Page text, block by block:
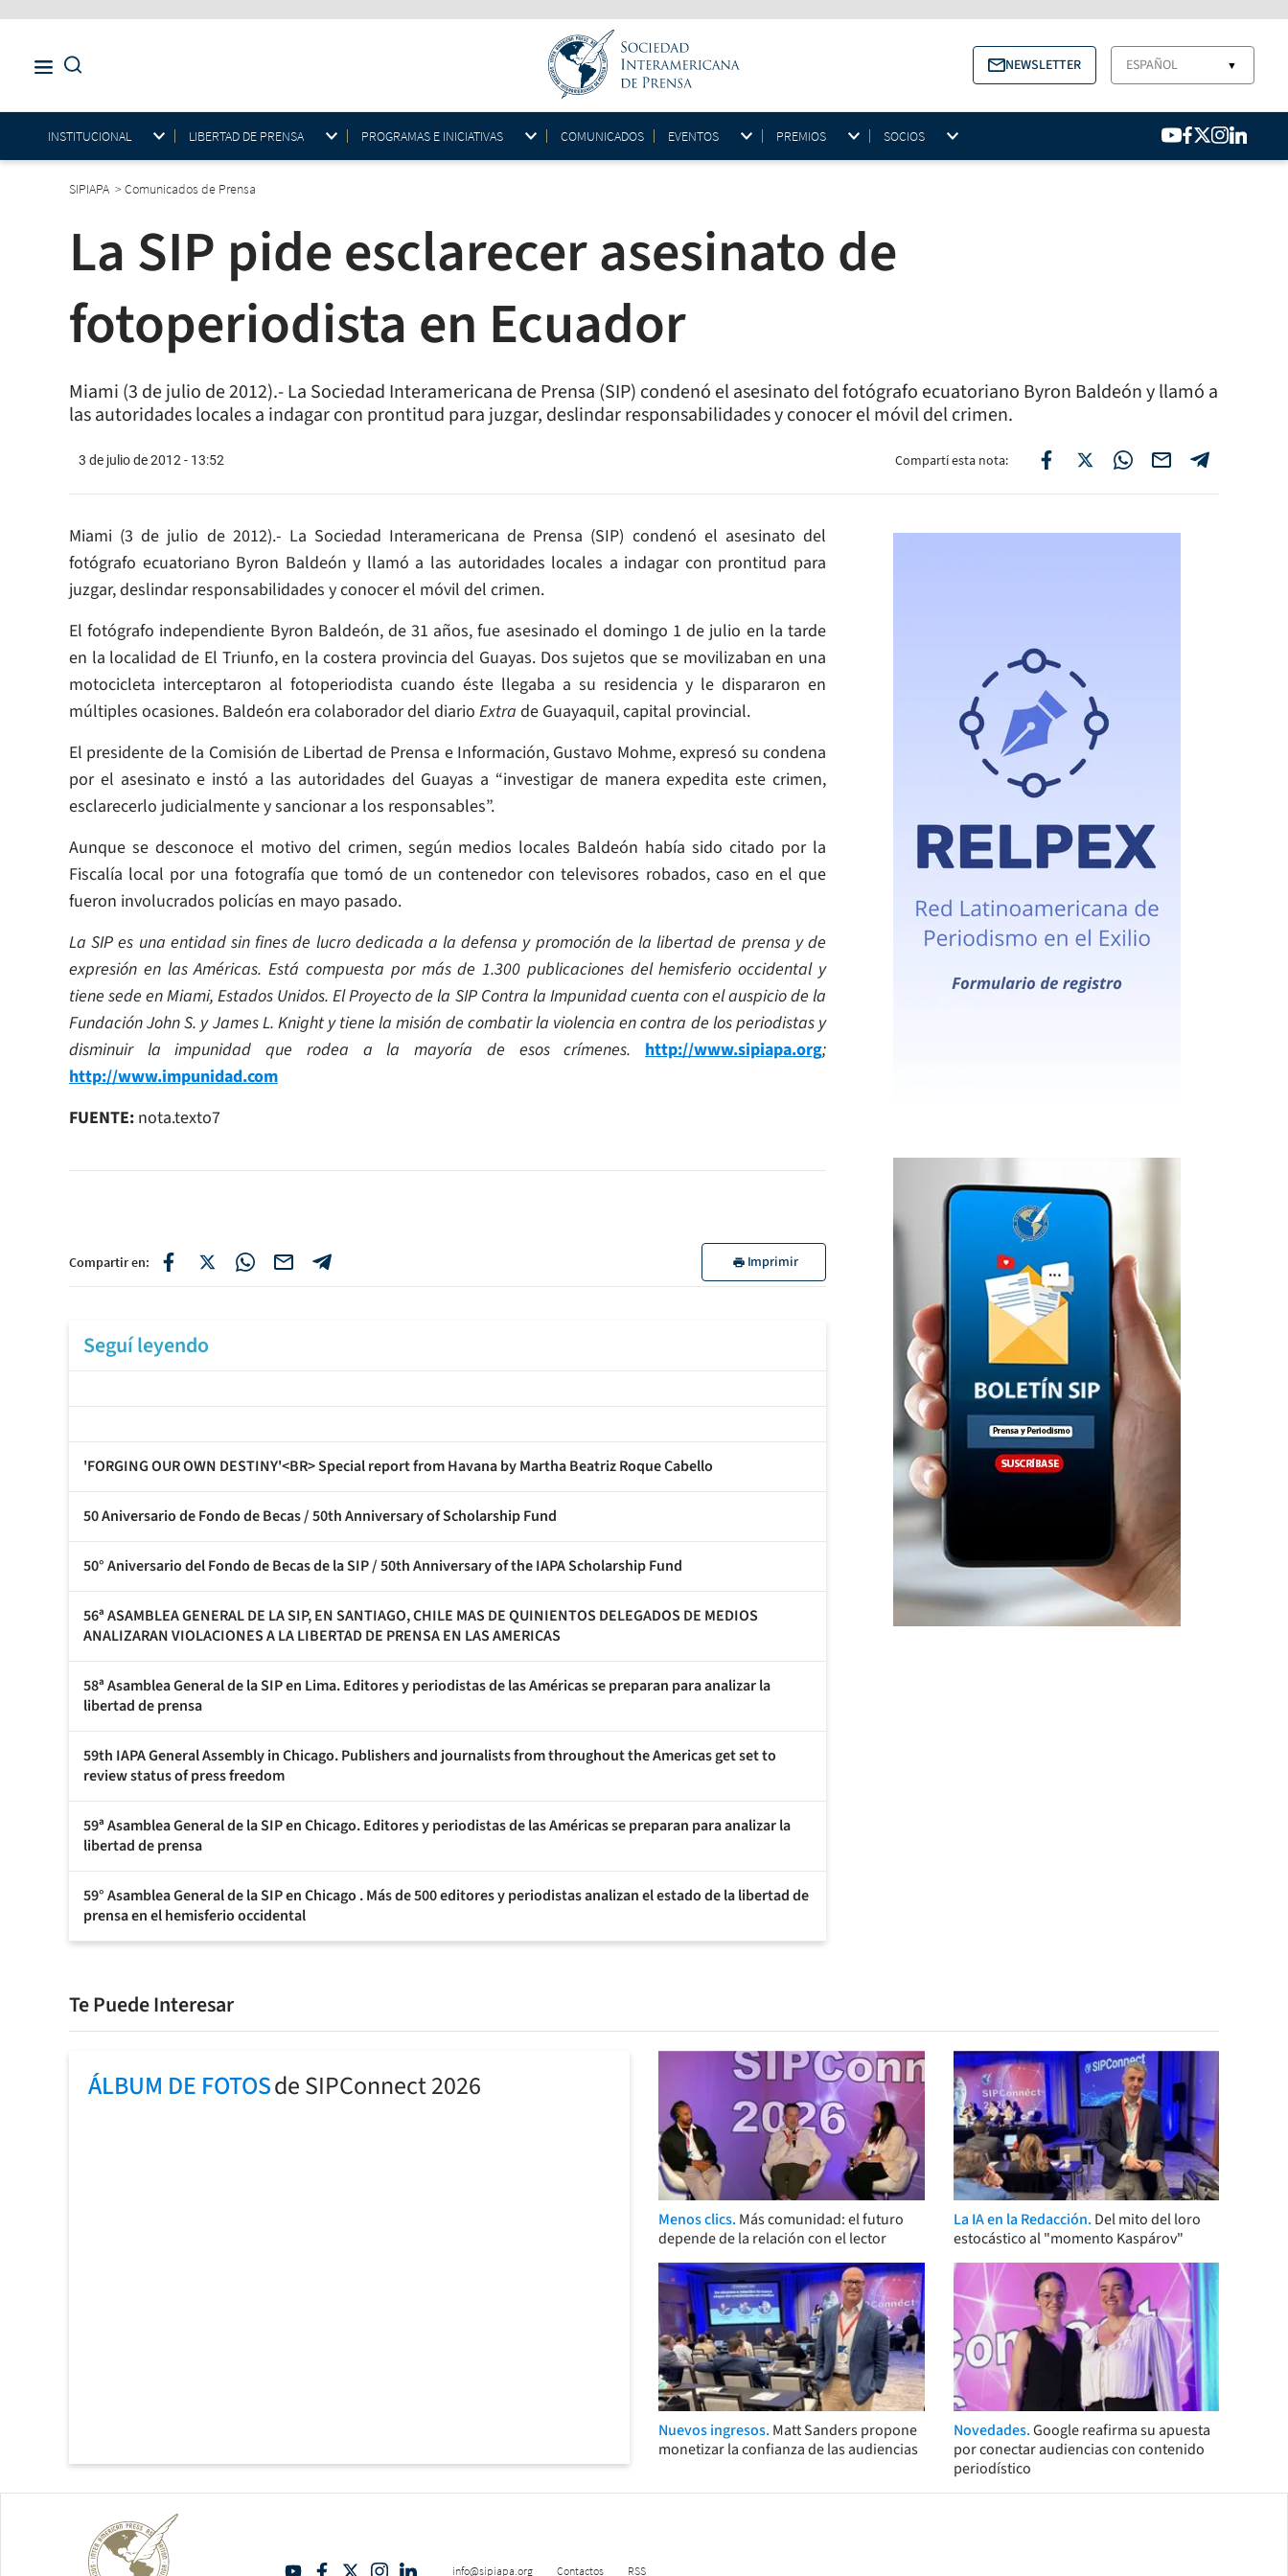
NEWSLETTER ESPAÑOL ▼
INSTITUCIONAL LIBERTAD DE PRENSA PROGRAMAS E INICIATIVAS COMUNICADOS EVENTOS PREMIOS SOCIOS
SIPIAPA >Comunicados de Prensa
La SIP pide esclarecer asesinato de
fotoperiodista en Ecuador
Miami (3 de julio de 2012).- La Sociedad Interamericana de Prensa (SIP) condenó el asesinato del fotógrafo ecuatoriano Byron Baldeón y llamó a
las autoridades locales a indagar con prontitud para juzgar, deslindar responsabilidades y conocer el móvil del crimen.
3 de julio de 2012 - 13:52 Compartí esta nota:
Miami (3 de julio de 2012).- La Sociedad Interamericana de Prensa (SIP) condenó el asesinato del
fotógrafo ecuatoriano Byron Baldeón y llamó a las autoridades locales a indagar con prontitud para
juzgar, deslindar responsabilidades y conocer el móvil del crimen.
El fotógrafo independiente Byron Baldeón, de 31 años, fue asesinado el domingo 1 de julio en la tarde
en la localidad de El Triunfo, en la costera provincia del Guayas. Dos sujetos que se movilizaban en una
motocicleta interceptaron al fotoperiodista cuando éste llegaba a su residencia y le dispararon en
múltiples ocasiones. Baldeón era colaborador del diario Extra de Guayaquil, capital provincial.
El presidente de la Comisión de Libertad de Prensa e Información, Gustavo Mohme, expresó su condena
por el asesinato e instó a las autoridades del Guayas a “investigar de manera expedita este crimen,
esclarecerlo judicialmente y sancionar a los responsables”.
Aunque se desconoce el motivo del crimen, según medios locales Baldeón había sido citado por la
Fiscalía local por una fotografía que tomó de un contenedor con televisores robados, caso en el que
fueron involucrados policías en mayo pasado.
La SIP es una entidad sin fines de lucro dedicada a la defensa y promoción de la libertad de prensa y de
expresión en las Américas. Está compuesta por más de 1.300 publicaciones del hemisferio occidental y
tiene sede en Miami, Estados Unidos.El Proyecto de la SIP Contra la Impunidad cuenta con el auspicio de la
Fundación John S. y James L. Knight y tiene la misión de combatir la violencia en contra de los periodistas y
disminuir la impunidad que rodea a la mayoría de esos crímenes. http://www.sipiapa.org;
http://www.impunidad.com
FUENTE: nota.texto7
Compartir en: Imprimir
Seguí leyendo
'FORGING OUR OWN DESTINY'<BR> Special report from Havana by Martha Beatriz Roque Cabello
50 Aniversario de Fondo de Becas / 50th Anniversary of Scholarship Fund
50° Aniversario del Fondo de Becas de la SIP / 50th Anniversary of the IAPA Scholarship Fund
56ª ASAMBLEA GENERAL DE LA SIP, EN SANTIAGO, CHILE MAS DE QUINIENTOS DELEGADOS DE MEDIOS
ANALIZARAN VIOLACIONES A LA LIBERTAD DE PRENSA EN LAS AMERICAS
58ª Asamblea General de la SIP en Lima. Editores y periodistas de las Américas se preparan para analizar la
libertad de prensa
59th IAPA General Assembly in Chicago. Publishers and journalists from throughout the Americas get set to
review status of press freedom
59ª Asamblea General de la SIP en Chicago. Editores y periodistas de las Américas se preparan para analizar la
libertad de prensa
59° Asamblea General de la SIP en Chicago . Más de 500 editores y periodistas analizan el estado de la libertad de
prensa en el hemisferio occidental
Te Puede Interesar
ÁLBUM DE FOTOSde SIPConnect 2026
Menos clics. Más comunidad: el futuro
depende de la relación con el lector
La IA en la Redacción. Del mito del loro
estocástico al "momento Kaspárov"
Nuevos ingresos. Matt Sanders propone
monetizar la confianza de las audiencias
Novedades.Google reafirma su apuesta
por conectar audiencias con contenido
periodístico
info@sipiapa.org Contactos RSS